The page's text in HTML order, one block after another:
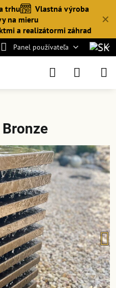
✕
trhu
Vlastná výroba
na mieru
a realizátormi záhrad
Panel používateľa